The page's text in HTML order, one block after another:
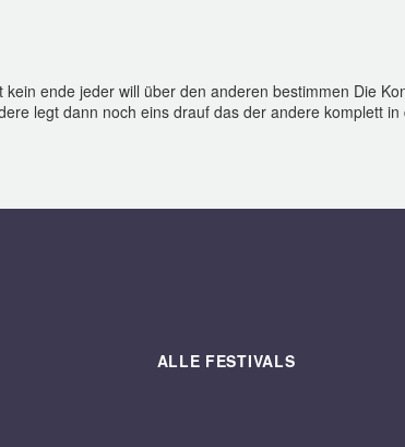
ende jeder will über den anderen bestimmen Die
legt dann noch eins drauf das der andere komplett
ALLE FESTIVALS